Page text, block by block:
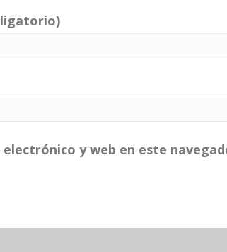
y web en este